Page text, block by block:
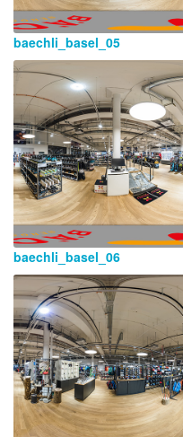
baechli_basel_05
baechli_basel_06